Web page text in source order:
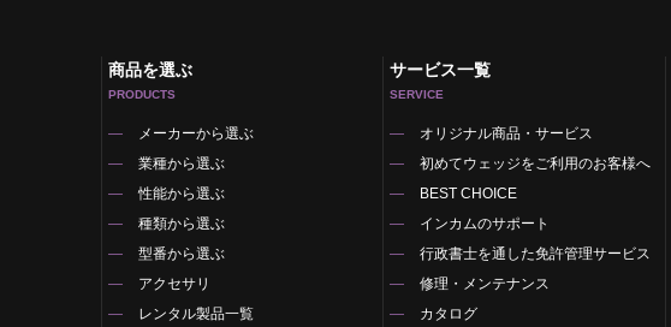
商品を選ぶ
PRODUCTS
メーカーから選ぶ
業種から選ぶ
性能から選ぶ
種類から選ぶ
型番から選ぶ
アクセサリ
レンタル製品一覧
サービス一覧
SERVICE
オリジナル商品・サービス
初めてウェッジをご利用のお客様へ
BEST CHOICE
インカムのサポート
行政書士を通した免許管理サービス
修理・メンテナンス
カタログ